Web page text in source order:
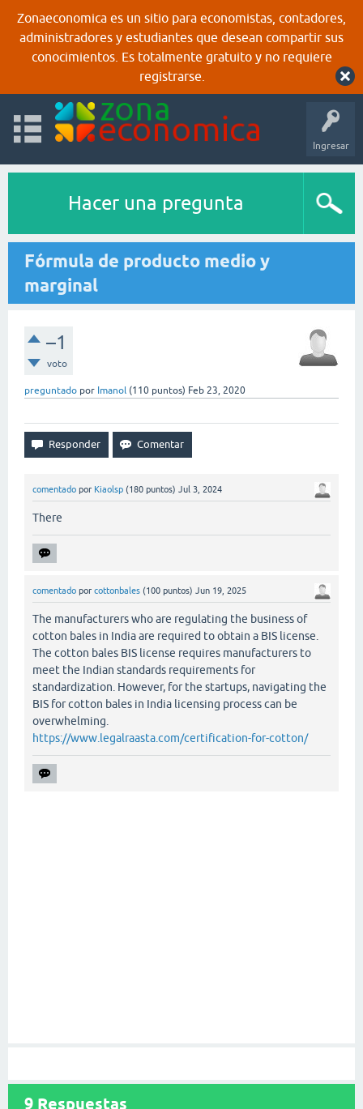
Zonaeconomica es un sitio para economistas, contadores,
administradores y estudiantes que desean compartir sus
conocimientos. Es totalmente gratuito y no requiere
registrarse.
Ingresar
Hacer una pregunta
Fórmula de producto medio y
marginal
–1
voto
preguntado por Imanol (110 puntos) Feb 23, 2020
comentado por Kiaolsp (180 puntos) Jul 3, 2024
There
comentado por cottonbales (100 puntos) Jun 19, 2025
The manufacturers who are regulating the business of
cotton bales in India are required to obtain a BIS license.
The cotton bales BIS license requires manufacturers to
meet the Indian standards requirements for
standardization. However, for the startups, navigating the
BIS for cotton bales in India licensing process can be
overwhelming.
https://www.legalraasta.com/certification-for-cotton/
9 Respuestas